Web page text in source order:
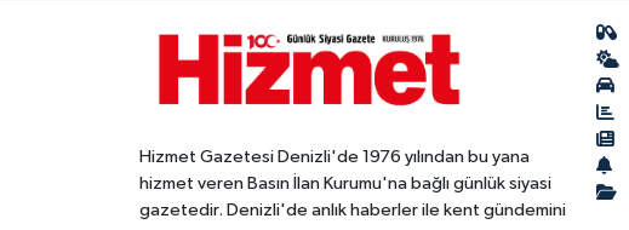
Hizmet Gazetesi Denizli'de 1976 yılından bu yana
hizmet veren Basın İlan Kurumu'na bağlı günlük siyasi
gazetedir. Denizli'de anlık haberler ile kent gündemini